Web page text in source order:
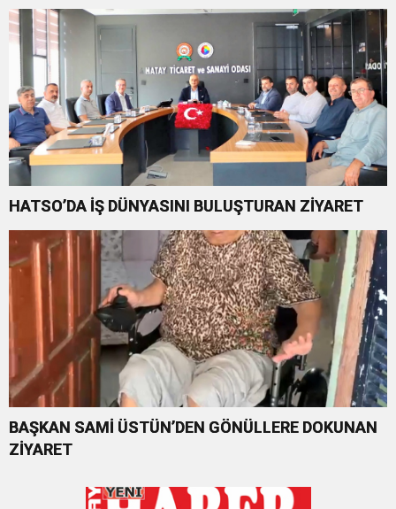
HATSO’DA İŞ DÜNYASINI BULUŞTURAN ZİYARET
BAŞKAN SAMİ ÜSTÜN’DEN GÖNÜLLERE DOKUNAN
ZİYARET